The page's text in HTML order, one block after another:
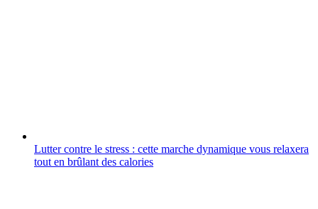
Lutter contre le stress : cette marche dynamique vous relaxera
tout en brûlant des calories